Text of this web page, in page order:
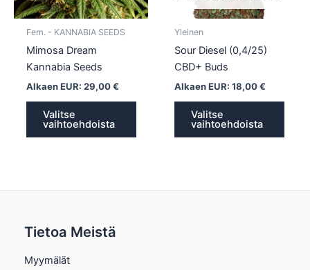
Fem. - KANNABIA SEEDS
Mimosa Dream
Kannabia Seeds
Alkaen EUR: 29,00€
Valitse
vaihtoehdoista
valinnat
Yleinen
Sour Diesel (0,4/25)
CBD+ Buds
Alkaen EUR: 18,00€
Valitse
vaihtoehdoista
Tietoa Meistä
Myymälät